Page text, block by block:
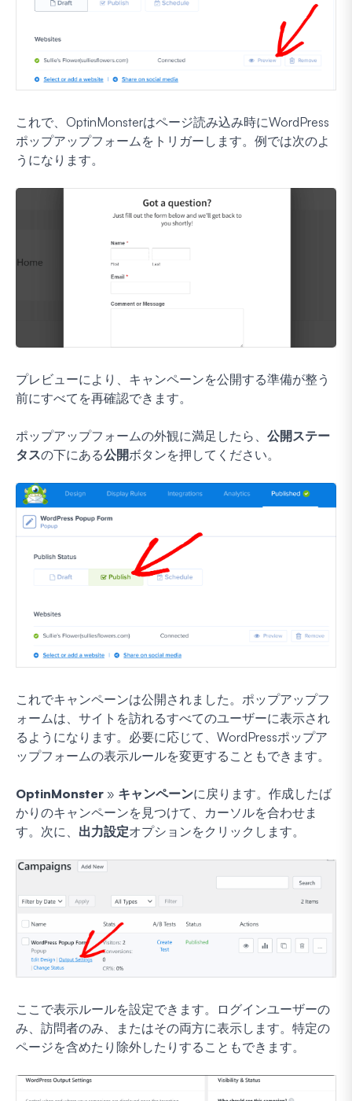
これで、OptinMonsterはページ読み込み時にWordPress
ポップアップフォームをトリガーします。例では次のよ
うになります。
プレビューにより、キャンペーンを公開する準備が整う
前にすべてを再確認できます。
ポップアップフォームの外観に満足したら、 公開ステー
タスの下にある公開ボタンを押してください。
これでキャンペーンは公開されました。ポップアップフ
ォームは、サイトを訪れるすべてのユーザーに表示され
るようになります。必要に応じて、WordPressポップア
ップフォームの表示ルールを変更することもできます。
OptinMonster » キャンペーンに戻ります。作成したば
かりのキャンペーンを見つけて、カーソルを合わせま
す。次に、 出力設定オプションをクリックします。
ここで表示ルールを設定できます。ログインユーザーの
み、訪問者のみ、またはその両方に表示します。特定の
ページを含めたり除外したりすることもできます。